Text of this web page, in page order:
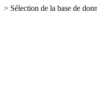
> Sélection de la base de